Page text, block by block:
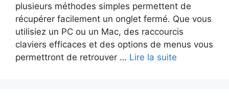
plusieurs méthodes simples permettent de
récupérer facilement un onglet fermé. Que vous
utilisiez un PC ou un Mac, des raccourcis
claviers efficaces et des options de menus vous
permettront de retrouver … Lire la suite